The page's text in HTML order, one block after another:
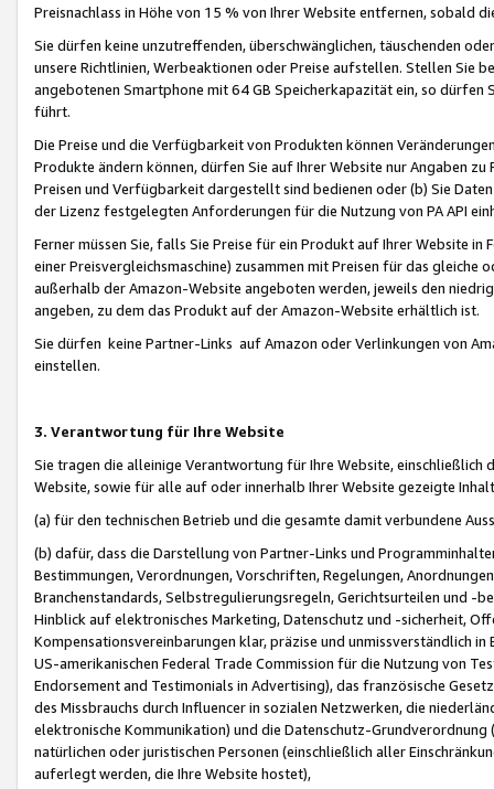
Preisnachlass in Höhe von 15 % von Ihrer Website entfernen, sobald
Sie dürfen keine unzutreffenden, überschwänglichen, täuschenden
unsere Richtlinien, Werbeaktionen oder Preise aufstellen. Stellen Sie
angebotenen Smartphone mit 64 GB Speicherkapazität ein, so dürfen
führt.
Die Preise und die Verfügbarkeit von Produkten können
Produkte ändern können, dürfen Sie auf Ihrer Website nur Angaben
Preisen und Verfügbarkeit dargestellt sind bedienen oder (b) Sie
der Lizenz festgelegten Anforderungen für die Nutzung von PA API
Ferner müssen Sie, falls Sie Preise für ein Produkt auf Ihrer Website
einer Preisvergleichsmaschine) zusammen mit Preisen für das
außerhalb der Amazon-Website angeboten werden, jeweils den
angeben, zu dem das Produkt auf der Amazon-Website erhältlich ist.
Sie dürfen keine Partner-Links auf Amazon oder Verlinkungen von
einstellen.
3. Verantwortung für Ihre Website
Sie tragen die alleinige Verantwortung für Ihre Website,
Website, sowie für alle auf oder innerhalb Ihrer Website gezeigte
(a) für den technischen Betrieb und die gesamte damit verbundene
(b) dafür, dass die Darstellung von Partner-Links und
Bestimmungen, Verordnungen, Vorschriften, Regelungen,
Branchenstandards, Selbstregulierungsregeln, Gerichtsurteilen und -
Hinblick auf elektronisches Marketing, Datenschutz und -sicherheit,
Kompensationsvereinbarungen klar, präzise und unmissverständlich
US-amerikanischen Federal Trade Commission für die Nutzung von
Endorsement and Testimonials in Advertising), das französische
des Missbrauchs durch Influencer in sozialen Netzwerken, die
elektronische Kommunikation) und die Datenschutz-
natürlichen oder juristischen Personen (einschließlich aller
auferlegt werden, die Ihre Website hostet),